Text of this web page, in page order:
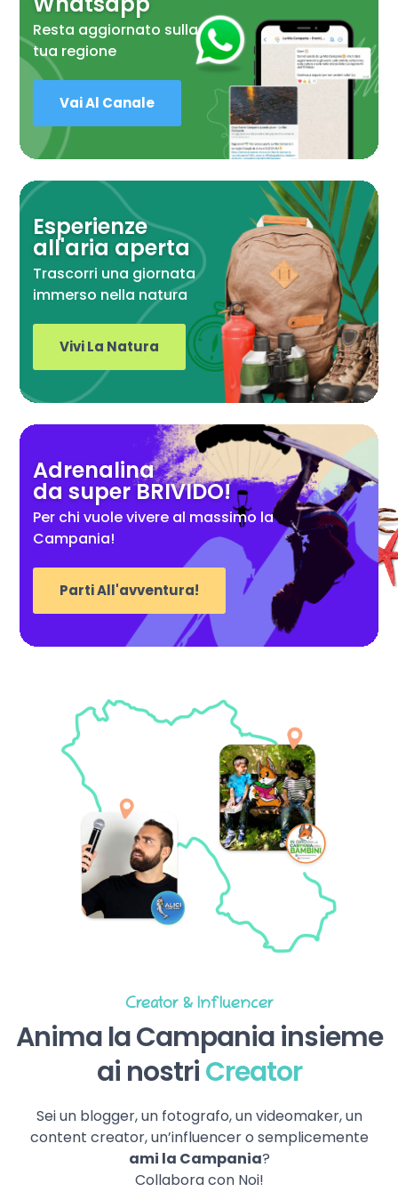
Resta aggiornato sulla
tua regione
Vai Al Canale
Esperienze
all'aria aperta
Trascorri una giornata
immerso nella natura
Vivi La Natura
Adrenalina
da super BRIVIDO!
Per chi vuole vivere al massimo la
Campania!
Parti All'avventura!
Creator & Influencer
Anima la Campania insieme
ai nostriCreator
Sei un blogger, un fotografo, un videomaker, un
content creator, un’influencer o semplicemente
ami la Campania?
Collabora con Noi!